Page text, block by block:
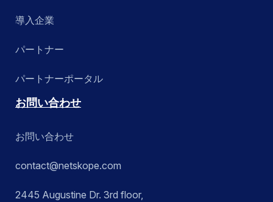
導入企業
パートナー
パートナーポータル
お問い合わせ
お問い合わせ
contact@netskope.com
2445 Augustine Dr. 3rd floor,